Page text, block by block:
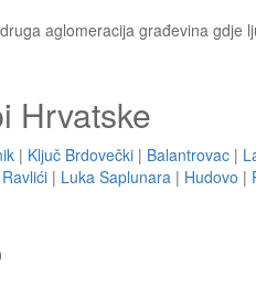
aglomeracija građevina gdje
Hrvatske
| Ključ Brdovečki | Balantrovac |
Ravlići | Luka Saplunara | Hudovo |